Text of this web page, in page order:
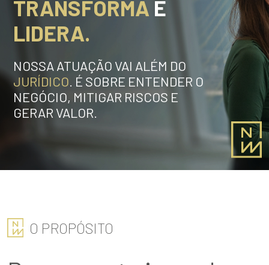
TRANSFORMA E
LIDERA.
NOSSA ATUAÇÃO VAI ALÉM DO
JURÍDICO. É SOBRE ENTENDER O
NEGÓCIO, MITIGAR RISCOS E
GERAR VALOR.
O PROPÓSITO